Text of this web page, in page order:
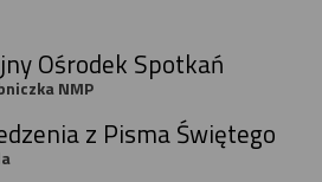
Ośrodek Spotkań
NMP
z Pisma Świętego